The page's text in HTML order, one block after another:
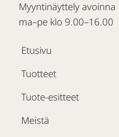
Myyntinäyttely avoinna
ma–pe klo 9.00–16.00
Etusivu
Tuotteet
Tuote-esitteet
Meistä